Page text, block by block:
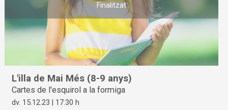
Finalitzat
L'illa de Mai Més (8-9 anys)
Cartes de l'esquirol a la formiga
dv. 15.12.23
17:30 h